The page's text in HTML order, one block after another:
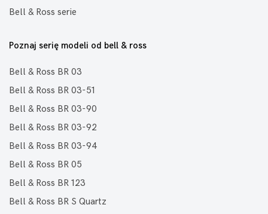
Bell & Ross serie
Poznaj serię modeli od bell & ross
Bell & Ross BR 03
Bell & Ross BR 03-51
Bell & Ross BR 03-90
Bell & Ross BR 03-92
Bell & Ross BR 03-94
Bell & Ross BR 05
Bell & Ross BR 123
Bell & Ross BR S Quartz